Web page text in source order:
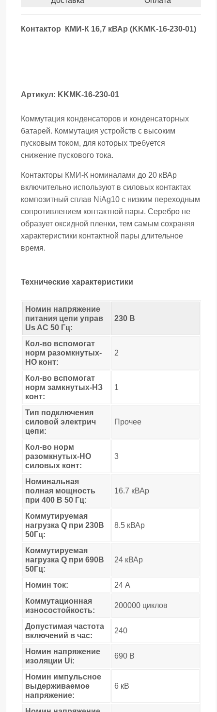
Контактор КМИ-К 16,7 кВАр (KKMK-16-230-01)
Артикул: KKMK-16-230-01
Коммутация конденсаторов и конденсаторных
батарей. Коммутация устройств с высоким
пусковым током, для которых требуется
снижение пускового тока.
Контакторы КМИ-К номиналами до 20 кВАр
включительно используют в силовых контактах
композитный сплав NiAg10 с низким переходным
сопротивлением контактной пары. Серебро не
образует оксидной пленки, тем самым сохраняя
характеристики контактной пары длительное
время.
Технические характеристики
Номин напряжение
питания цепи управ
Us AC 50 Гц:
230 В
Кол-во вспомогат
норм разомкнутых-
НО конт:
2
Кол-во вспомогат
норм замкнутых-НЗ
конт:
1
Тип подключения
силовой электрич
цепи:
Прочее
Кол-во норм
разомкнутых-НО
силовых конт:
3
Номинальная
полная мощность
при 400 В 50 Гц:
16.7 кВАр
Коммутируемая
нагрузка Q при 230В
50Гц:
8.5 кВАр
Коммутируемая
нагрузка Q при 690В
50Гц:
24 кВАр
Номин ток:
24 А
Коммутационная
износостойкость:
200000 циклов
Допустимая частота
включений в час:
240
Номин напряжение
изоляции Ui:
690 В
Номин импульсное
выдерживаемое
напряжение:
6 кВ